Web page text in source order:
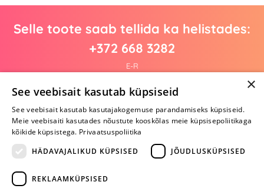
Selle toote saab tellida ka helistades:
+372 668 3282
E-R
Arvustusi veel pole
Ole esimene!
Kirjuta arvustus ja SAA KINGITUS!
×
See veebisait kasutab küpsiseid
See veebisait kasutab kasutajakogemuse parandamiseks küpsiseid.
Meie veebisaiti kasutades nõustute kooskõlas meie küpsisepoliitikaga
kõikide küpsistega. Privaatsuspoliitika
HÄDAVAJALIKUD KÜPSISED
JÕUDLUSKÜPSISED
REKLAAMKÜPSISED